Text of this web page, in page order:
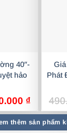
40″-
hảo
₫.
₫Giá
hiện
tại
là:
Phát
thêm sản phẩm